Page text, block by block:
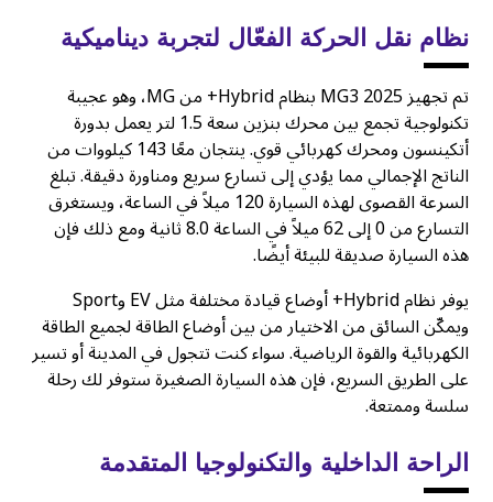
نظام نقل الحركة الفعّال لتجربة ديناميكية
تم تجهيز MG3 2025 بنظام Hybrid+ من MG، وهو عجيبة
تكنولوجية تجمع بين محرك بنزين سعة 1.5 لتر يعمل بدورة
أتكينسون ومحرك كهربائي قوي. ينتجان معًا 143 كيلووات من
الناتج الإجمالي مما يؤدي إلى تسارع سريع ومناورة دقيقة. تبلغ
السرعة القصوى لهذه السيارة 120 ميلاً في الساعة، ويستغرق
التسارع من 0 إلى 62 ميلاً في الساعة 8.0 ثانية ومع ذلك فإن
هذه السيارة صديقة للبيئة أيضًا.
يوفر نظام Hybrid+ أوضاع قيادة مختلفة مثل EV وSport
ويمكّن السائق من الاختيار من بين أوضاع الطاقة لجميع الطاقة
الكهربائية والقوة الرياضية. سواء كنت تتجول في المدينة أو تسير
على الطريق السريع، فإن هذه السيارة الصغيرة ستوفر لك رحلة
سلسة وممتعة.
الراحة الداخلية والتكنولوجيا المتقدمة